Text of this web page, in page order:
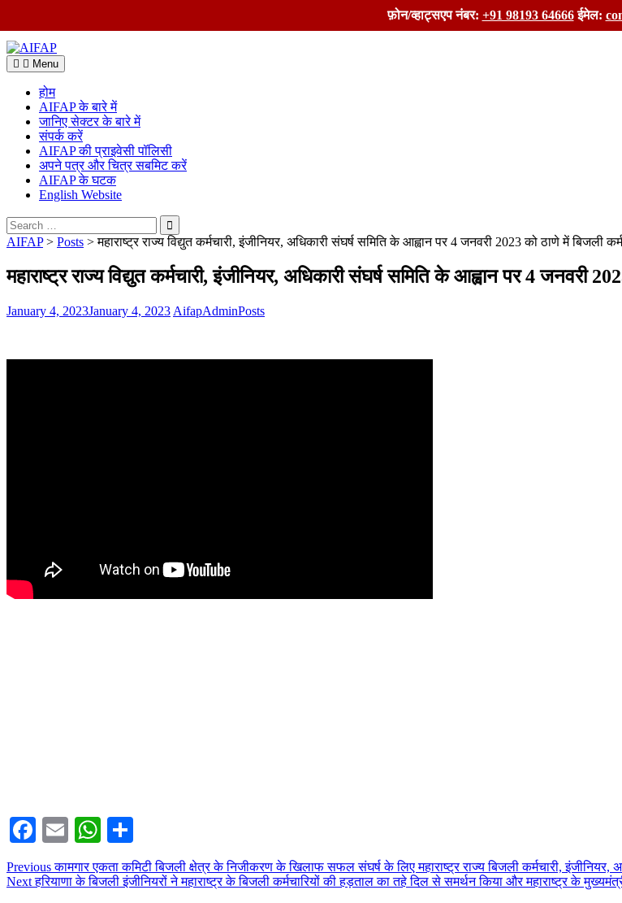
फ़ोन/व्हाट्सएप नंबर: +91 98193 64666 ईमेल:
Skip
to
content
Menu
होम
AIFAP के बारे में
जानिए सेक्टर के बारे में
संपर्क करें
AIFAP की प्राइवेसी पॉलिसी
अपने पत्र और चित्र सबमिट करें
AIFAP के घटक
English Website
Search
for:
AIFAP> Posts >महाराष्ट्र राज्य विद्युत कर्मचारी, इंजीनियर, अधिकारी संघर्ष समिति के आह्वान पर 4 जनवरी 2023 को ठाणे में बिजली
महाराष्ट्र राज्य विद्युत कर्मचारी, इंजीनियर, अधिकारी संघर्ष समिति के आह्वान पर 4 जनवरी
January 4, 2023January 4, 2023 AifapAdminPosts
Facebook
EmailWhatsApp
Post
navigation
PreviousPrevious
post:
कामगार एकता कमिटी बिजली क्षेत्र के निजीकरण के खिलाफ सफल संघर्ष के लिए महाराष्ट्र राज्य बिजली कर्मचारी, इंजीनियर,
NextNext
हरियाणा के बिजली इंजीनियरों ने महाराष्ट्र के बिजली कर्मचारियों की हड़ताल का तहे दिल से समर्थन किया और महाराष्ट्र के